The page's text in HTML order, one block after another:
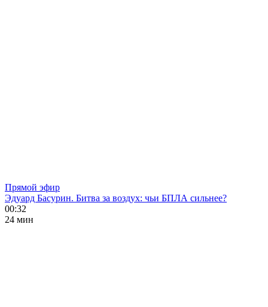
Прямой эфир
Эдуард Басурин. Битва за воздух: чьи БПЛА сильнее?
00:32
24 мин